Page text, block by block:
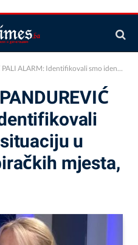
identičnu situaciju u Doboju na 36 biračkih mjesta, u Laktašima…
u
mjesta,